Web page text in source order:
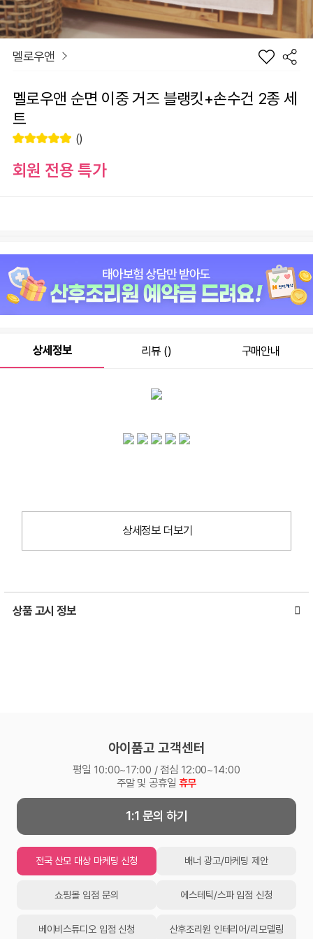
멜로우앤
멜로우앤 순면 이중 거즈 블랭킷+손수건 2종 세
트
()
회원 전용 특가
총 상품 금액 0원
바
니
선
하
기
상세정보 리뷰 () 구매안내
상세정보 더보기
상품 고시 정보
아이품고 고객센터
평일 10:00~17:00 / 점심 12:00~14:00
주말 및 공휴일 휴무
1:1 문의 하기
전국 산모 대상 마케팅 신청 배너 광고/마케팅 제안
쇼핑몰 입점 문의 에스테틱/스파 입점 신청
베이비스튜디오 입점 신청 산후조리원 인테리어/리모델링